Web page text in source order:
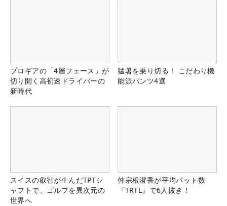
プロギアの「4層フェース」が
切り開く高初速ドライバーの
新時代
猛暑を乗り切る！ こだわり機
能派パンツ4選
スイスの叡智が生んだTPTシ
ャフトで、ゴルフを異次元の
世界へ
仲宗根澄香が平均パット数
『TRTL』で6人抜き！